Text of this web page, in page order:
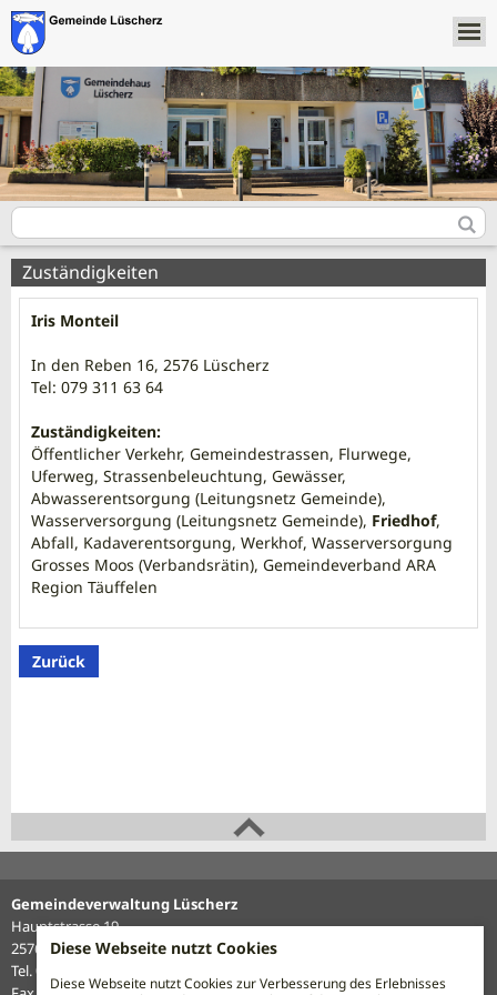
Diese Webseite nutzt Cookies
Diese Webseite nutzt Cookies zur Verbesserung des Erlebnisses
Zuständigkeiten
Iris Monteil
In den Reben 16, 2576 Lüscherz
Tel: 079 311 63 64
Zuständigkeiten:
Öffentlicher Verkehr, Gemeindestrassen, Flurwege,
Uferweg, Strassenbeleuchtung, Gewässer,
Abwasserentsorgung (Leitungsnetz Gemeinde),
Wasserversorgung (Leitungsnetz Gemeinde), Friedhof,
Abfall, Kadaverentsorgung, Werkhof, Wasserversorgung
Grosses Moos (Verbandsrätin), Gemeindeverband ARA
Region Täuffelen
Zurück
Gemeindeverwaltung Lüscherz
Hauptstrasse 19
2576 Lüscherz
Tel. 032 338 12 27